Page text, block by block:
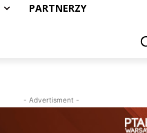
PARTNERZY
- Advertisment -